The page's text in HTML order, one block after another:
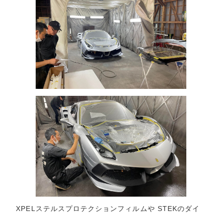
XPELステルスプロテクションフィルムや STEKのダイ